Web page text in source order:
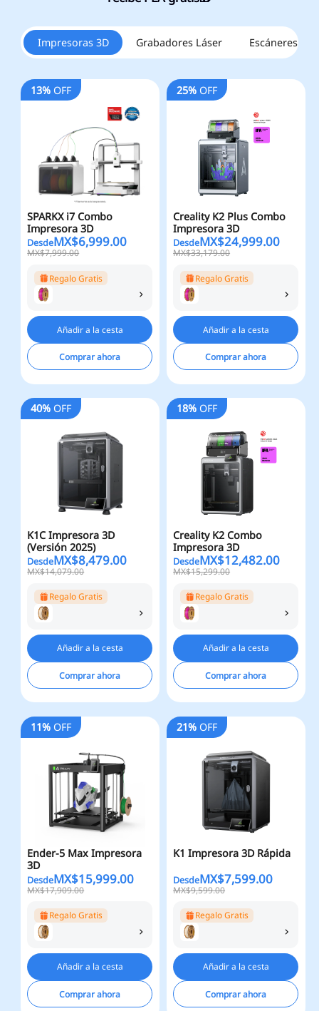
Impresoras 3D Grabadores Láser Escáneres
13% OFF
SPARKX i7 Combo
Impresora 3D
DesdeMX$6,999.00
MX$7,999.00
Regalo Gratis
Añadir a la cesta
Comprar ahora
25%OFF
Creality K2 Plus Combo
Impresora 3D
DesdeMX$24,999.00
MX$33,179.00
Regalo Gratis
Añadir a la cesta
Comprar ahora
40% OFF
K1C Impresora 3D
(Versión 2025)
DesdeMX$8,479.00
MX$14,079.00
Regalo Gratis
Añadir a la cesta
Comprar ahora
18%OFF
Creality K2 Combo
Impresora 3D
DesdeMX$12,482.00
MX$15,299.00
Regalo Gratis
Añadir a la cesta
Comprar ahora
11% OFF
Ender-5 Max Impresora
3D
DesdeMX$15,999.00
MX$17,909.00
Regalo Gratis
Añadir a la cesta
Comprar ahora
21%OFF
K1 Impresora 3D Rápida
DesdeMX$7,599.00
MX$9,599.00
Regalo Gratis
Añadir a la cesta
Comprar ahora